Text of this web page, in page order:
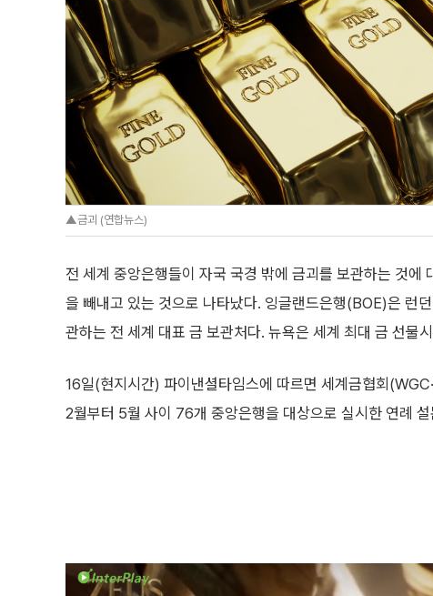
▲금괴 (연합뉴스)
전 세계 중앙은행들이 자국 국경 밖에 금괴를 보관하는 것
을 빼내고 있는 것으로 나타났다. 잉글랜드은행(BOE)은
관하는 전 세계 대표 금 보관처다. 뉴욕은 세계 최대 금 선물
16일(현지시간) 파이낸셜타임스에 따르면 세계금협회
2월부터 5월 사이 76개 중앙은행을 대상으로 실시한 연례